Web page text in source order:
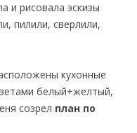
и рисовала эскизы
пилили, сверлили,
кухонные
белый+желтый,
созрел план по